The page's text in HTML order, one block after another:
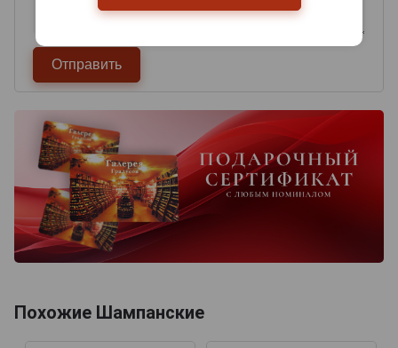
Похожие Шампанские